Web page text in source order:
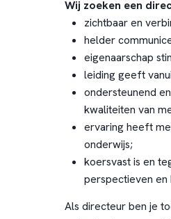
Wij zoeken een
zichtbaar en
helder
eigenaarschap
leiding geeft
ondersteunend
kwaliteiten van
ervaring heeft
onderwijs;
koersvast is en
perspectieven en
Als directeur ben je